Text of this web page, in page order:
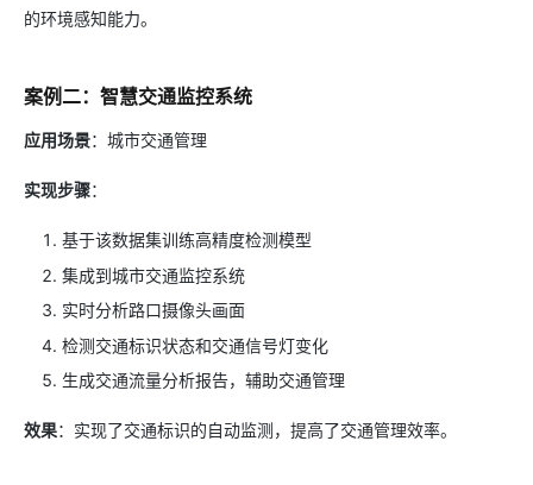
的环境感知能力。
案例二：智慧交通监控系统
应用场景：城市交通管理
实现步骤：
基于该数据集训练高精度检测模型
集成到城市交通监控系统
实时分析路口摄像头画面
检测交通标识状态和交通信号灯变化
生成交通流量分析报告，辅助交通管理
效果：实现了交通标识的自动监测，提高了交通管理效率。